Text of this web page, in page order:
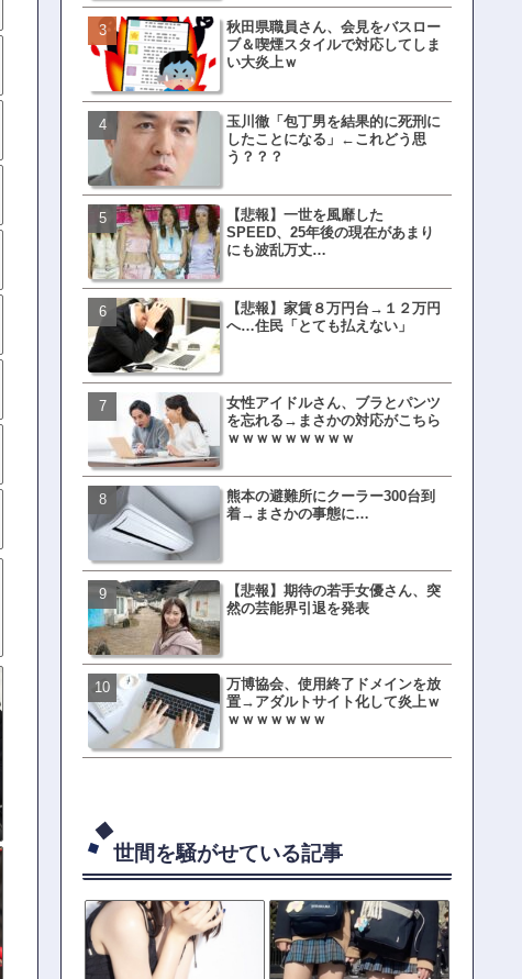
秋田県職員さん、会見をバスロー
ブ＆喫煙スタイルで対応してしま
い大炎上ｗ
玉川徹「包丁男を結果的に死刑に
したことになる」←これどう思
う？？？
【悲報】一世を風靡した
SPEED、25年後の現在があまり
にも波乱万丈…
【悲報】家賃８万円台→１２万円
へ…住民「とても払えない」
女性アイドルさん、ブラとパンツ
を忘れる→まさかの対応がこちら
ｗｗｗｗｗｗｗｗｗ
熊本の避難所にクーラー300台到
着→まさかの事態に…
【悲報】期待の若手女優さん、突
然の芸能界引退を発表
万博協会、使用終了ドメインを放
置→アダルトサイト化して炎上ｗ
ｗｗｗｗｗｗｗ
皇族確保策、天皇陛下の一
界ピリつくｗｗｗ
文春、沖縄問題の"触れては
ない話"を暴露してしまうｗ
ランサムウェア攻撃を受け
レイ、わずか10日で復旧し
福岡テレビ局にとんでもな
アナが入社してしまうｗｗｗ
【衝撃】三笘が事故った時
てた車ってさ…←これw w
w w w w
有吉「うまくても絶対に行
ない店」がこちら…ネット
元TOKIO山口達也、家賃3.4
の新居を公開ｗｗｗｗｗｗ
母親「息子の借りた本が心
真をSNS投稿→司書らから
世間を騒がせている記事